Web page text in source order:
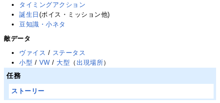
タイミングアクション
誕生日 (ボイス・ミッション他)
豆知識・小ネタ
敵データ
ヴァイス / ステータス
小型 / VW / 大型 （ 出現場所）
任務
ストーリー